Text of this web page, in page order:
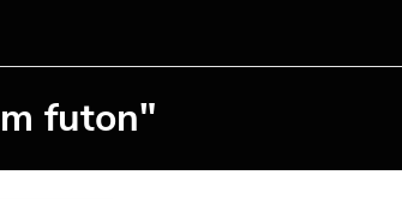
futon"